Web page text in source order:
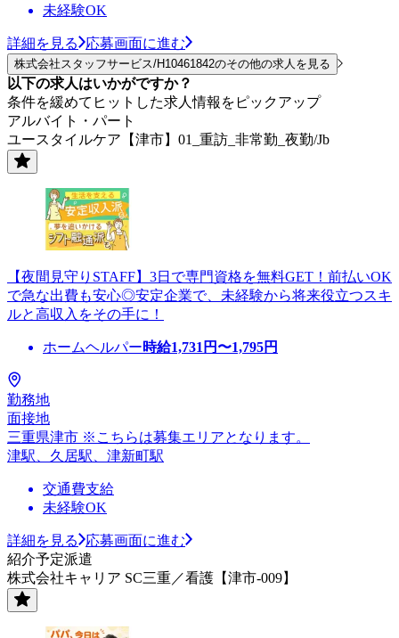
未経験OK
詳細を見る 応募画面に進む
株式会社スタッフサービス/H10461842のその他の求人を見る
以下の求人はいかがですか？
条件を緩めてヒットした求人情報をピックアップ
アルバイト・パート
ユースタイルケア【津市】01_重訪_非常勤_夜勤/Jb
【夜間見守りSTAFF】3日で専門資格を無料GET！前払いOK
で急な出費も安心◎安定企業で、未経験から将来役立つスキ
ルと高収入をその手に！
ホームヘルパー時給1,731 円〜1,795円
勤務地
面接地
三重県津市 ※こちらは募集エリアとなります。
津駅、久居駅、津新町駅
交通費支給
未経験OK
詳細を見る
応募画面に進む
紹介予定派遣
株式会社キャリア SC三重／看護【津市-009】